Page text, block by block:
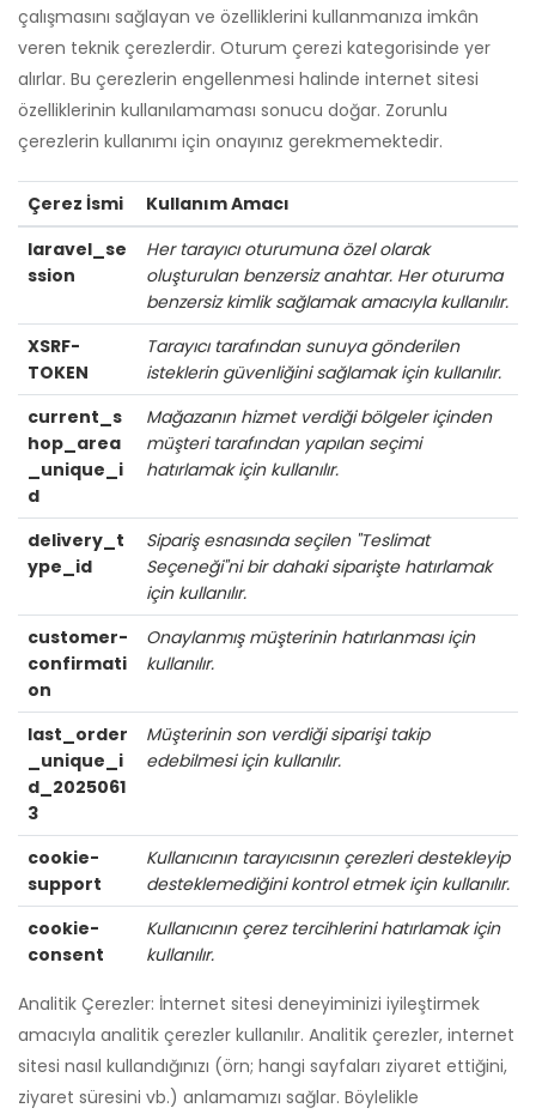
çalışmasını sağlayan ve özelliklerini kullanmanıza imkân
veren teknik çerezlerdir. Oturum çerezi kategorisinde yer
alırlar. Bu çerezlerin engellenmesi halinde internet sitesi
özelliklerinin kullanılamaması sonucu doğar. Zorunlu
çerezlerin kullanımı için onayınız gerekmemektedir.
Çerez İsmi
Kullanım Amacı
laravel_se
ssion
Her tarayıcı oturumuna özel olarak
oluşturulan benzersiz anahtar. Her oturuma
benzersiz kimlik sağlamak amacıyla kullanılır.
XSRF-
TOKEN
Tarayıcı tarafından sunuya gönderilen
isteklerin güvenliğini sağlamak için kullanılır.
current_s
hop_area
_unique_i
d
Mağazanın hizmet verdiği bölgeler içinden
müşteri tarafından yapılan seçimi
hatırlamak için kullanılır.
delivery_t
ype_id
Sipariş esnasında seçilen "Teslimat
Seçeneği"ni bir dahaki siparişte hatırlamak
için kullanılır.
customer-
confirmati
on
Onaylanmış müşterinin hatırlanması için
kullanılır.
last_order
_unique_i
d_2025061
3
Müşterinin son verdiği siparişi takip
edebilmesi için kullanılır.
cookie-
support
Kullanıcının tarayıcısının çerezleri destekleyip
desteklemediğini kontrol etmek için kullanılır.
cookie-
consent
Kullanıcının çerez tercihlerini hatırlamak için
kullanılır.
Analitik Çerezler: İnternet sitesi deneyiminizi iyileştirmek
amacıyla analitik çerezler kullanılır. Analitik çerezler, internet
sitesi nasıl kullandığınızı (örn; hangi sayfaları ziyaret ettiğini,
ziyaret süresini vb.) anlamamızı sağlar. Böylelikle